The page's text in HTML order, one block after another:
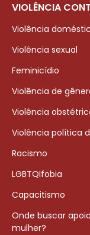
VIOLÊNCIA
Violência
Violência sexual
Feminicídio
Violência de
Violência
Violência política
Racismo
LGBTQIfobia
Capacitismo
Onde buscar
mulher?